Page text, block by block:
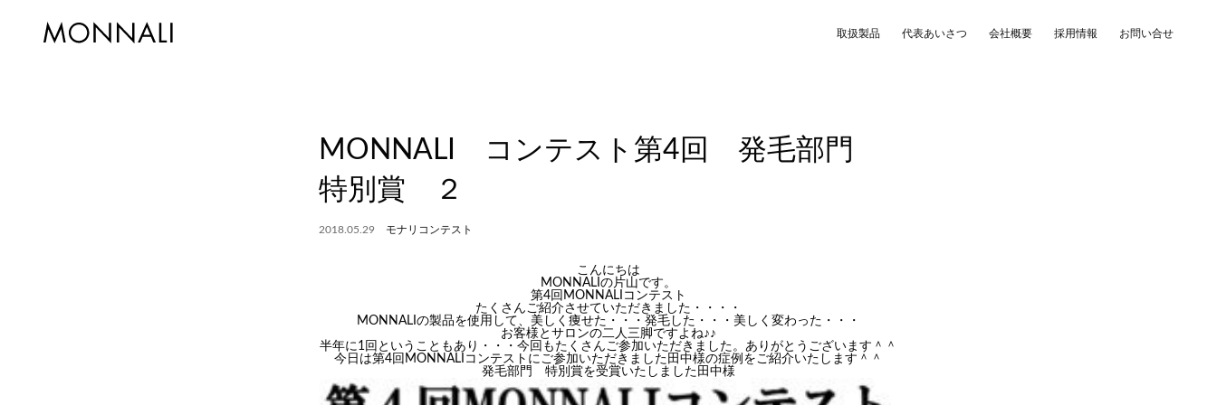
取扱製品 代表あいさつ 会社概要 採用情報 お問い合せ
MONNALI コンテスト第4回 発毛部門
特別賞 ２
2018.05.29 モナリコンテスト
こんにちは
MONNALIの片山です。
第4回MONNALIコンテスト
たくさんご紹介させていただきました・・・・
MONNALIの製品を使用して、美しく痩せた・・・発毛した・・・美しく変わった・・・
お客様とサロンの二人三脚ですよね♪♪
半年に1回ということもあり・・・今回もたくさんご参加いただきました。ありがとうございます＾＾
今日は第4回MONNALIコンテストにご参加いただきました田中様の症例をご紹介いたします＾＾
発毛部門 特別賞を受賞いたしました田中様